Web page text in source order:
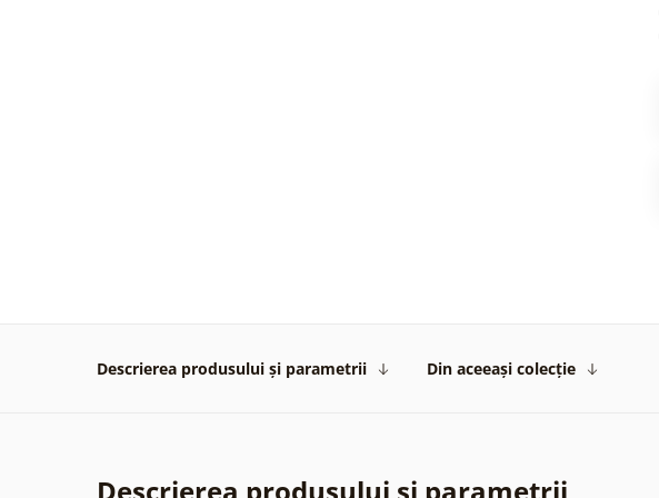
Descrierea produsului și parametrii Din aceeași colecție
Descrierea produsului și parametrii